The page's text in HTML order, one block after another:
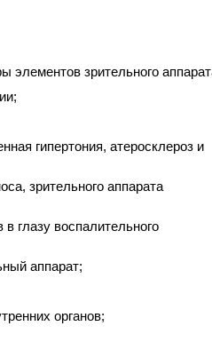
элементов зрительного
гипертония, атеросклероз и
зрительного аппарата
глазу воспалительного
аппарат;
органов;